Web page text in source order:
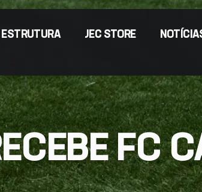
ESTRUTURA JEC STORE
FC